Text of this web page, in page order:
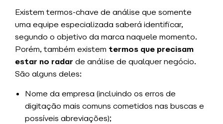
Existem termos-chave de análise que somente
uma equipe especializada saberá identificar,
segundo o objetivo da marca naquele momento.
Porém, também existem termos que precisam
estar no radar de análise de qualquer negócio.
São alguns deles:
Nome da empresa (incluindo os erros de
digitação mais comuns cometidos nas buscas e
possíveis abreviações);